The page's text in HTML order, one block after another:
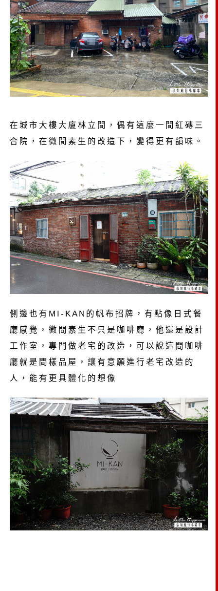
在城市大樓大廈林立間，偶有這麼一間紅磚三
合院，在微間素生的改造下，變得更有韻味。
側邊也有MI-KAN的帆布招牌，有點像日式餐
廳感覺，微間素生不只是咖啡廳，他還是設計
工作室，專門做老宅的改造，可以說這間咖啡
廳就是間樣品屋，讓有意願進行老宅改造的
人，能有更具體化的想像